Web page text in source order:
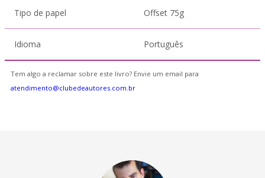
Tipo de papel Offset 75g
Idioma Português
Tem algo a reclamar sobre este livro? Envie um email para
atendimento@clubedeautores.com.br